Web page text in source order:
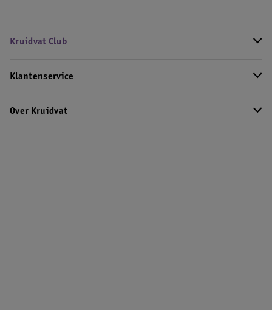
Kruidvat Club
Klantenservice
Over Kruidvat